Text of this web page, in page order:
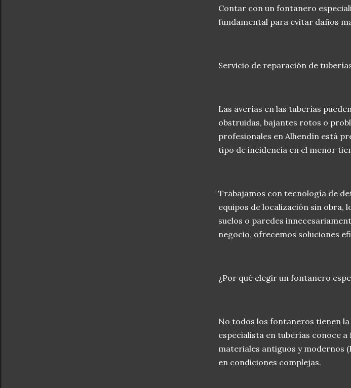
Contar con un fontanero
fundamental para evitar daños
Servicio de reparación de
Las averías en las tuberías
obstruidas, bajantes rotos o
profesionales en Alhendín está
tipo de incidencia en el menor
Trabajamos con tecnología de
equipos de localización sin
suelos o paredes
negocio, ofrecemos soluciones
¿Por qué elegir un fontanero
No todos los fontaneros tienen
especialista en tuberías conoce
materiales antiguos y modernos
en condiciones complejas.